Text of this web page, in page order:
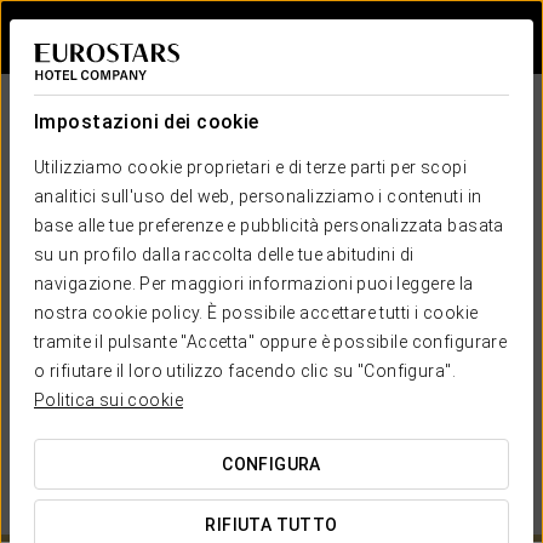
Impostazioni dei cookie
Utilizziamo cookie proprietari e di terze parti per scopi
analitici sull'uso del web, personalizziamo i contenuti in
base alle tue preferenze e pubblicità personalizzata basata
su un profilo dalla raccolta delle tue abitudini di
navigazione. Per maggiori informazioni puoi leggere la
nostra cookie policy. È possibile accettare tutti i cookie
tramite il pulsante "Accetta" oppure è possibile configurare
o rifiutare il loro utilizzo facendo clic su "Configura".
Politica sui cookie
CONFIGURA
RIFIUTA TUTTO
EUROSTARS HOTEL COMPANY
QUANDO VUOI ANDARE?
